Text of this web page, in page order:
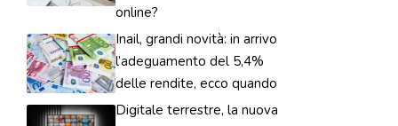
online?
Inail, grandi novità: in arrivo
l’adeguamento del 5,4%
delle rendite, ecco quando
Digitale terrestre, la nuova